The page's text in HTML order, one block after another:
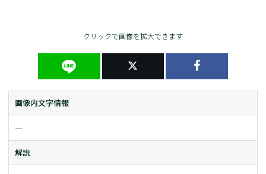
クリックで画像を拡大できます
画像内文字情報
ー
解説